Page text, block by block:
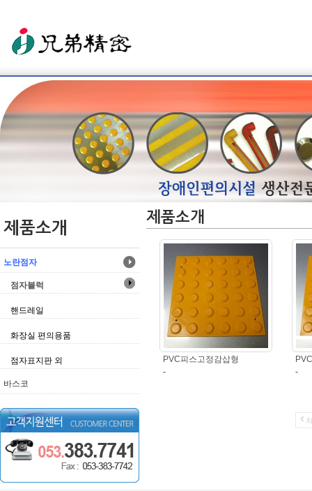
제품소개
노란점자
점자블럭
핸드레일
화장실 편의용품
점자표지판 외
바스코
제품소개
PVC피스고정감삽형
-
-